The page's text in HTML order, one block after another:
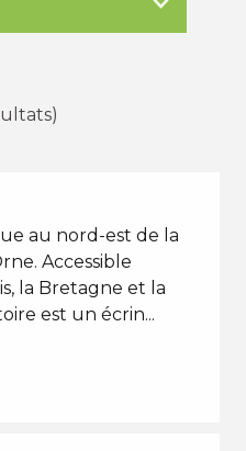
au nord-est de la
Accessible
la Bretagne et la
est un écrin...